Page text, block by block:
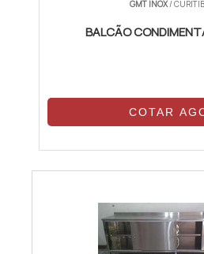
GMT INOX/
BALCÃO
COTAR